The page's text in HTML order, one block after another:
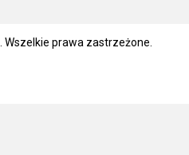
. Wszelkie prawa zastrzeżone.